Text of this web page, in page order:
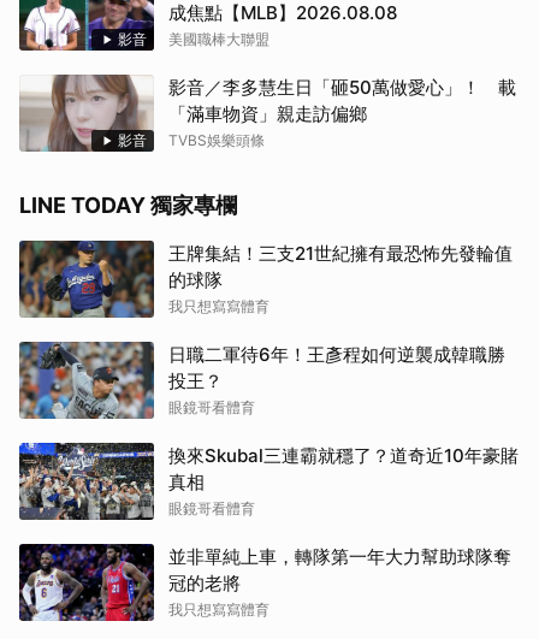
影音
成焦點【MLB】2026.08.08
美國職棒大聯盟
影音
影音／李多慧生日「砸50萬做愛心」！ 載
「滿車物資」親走訪偏鄉
TVBS娛樂頭條
LINE TODAY 獨家專欄
王牌集結！三支21世紀擁有最恐怖先發輪值
的球隊
我只想寫寫體育
日職二軍待6年！王彥程如何逆襲成韓職勝
投王？
眼鏡哥看體育
換來Skubal三連霸就穩了？道奇近10年豪賭
真相
眼鏡哥看體育
並非單純上車，轉隊第一年大力幫助球隊奪
冠的老將
我只想寫寫體育